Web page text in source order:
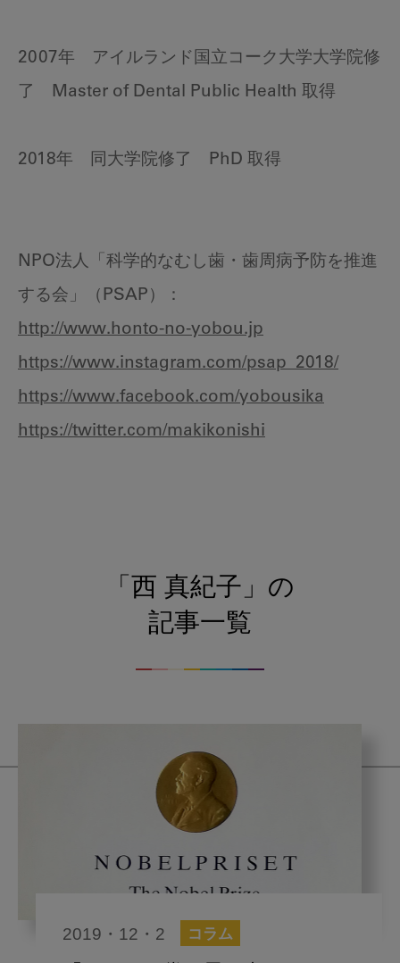
2007年 アイルランド国立コーク大学大学院修
了 Master of Dental Public Health 取得
2018年 同大学院修了 PhD 取得
NPO法人「科学的なむし歯・歯周病予防を推進
する会」（PSAP）：
http://www.honto-no-yobou.jp
https://www.instagram.com/psap_2018/
https://www.facebook.com/yobousika
https://twitter.com/makikonishi
「西 真紀子」の
記事一覧
2019・12・2 コラム